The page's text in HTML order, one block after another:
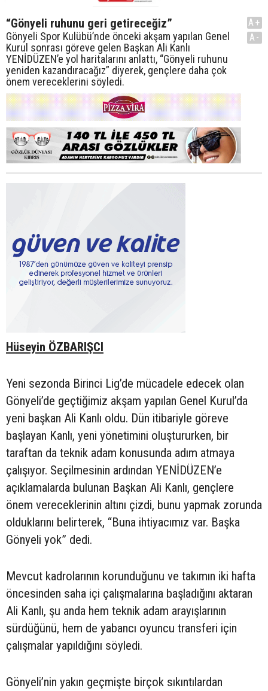
“Gönyeli ruhunu geri getireceğiz”
Gönyeli Spor Kulübü’nde önceki akşam yapılan Genel
Kurul sonrası göreve gelen Başkan Ali Kanlı
YENİDÜZEN’e yol haritalarını anlattı, “Gönyeli ruhunu
yeniden kazandıracağız” diyerek, gençlere daha çok
önem vereceklerini söyledi.
A+
A-
Hüseyin ÖZBARIŞCI
Yeni sezonda Birinci Lig’de mücadele edecek olan
Gönyeli’de geçtiğimiz akşam yapılan Genel Kurul’da
yeni başkan Ali Kanlı oldu. Dün itibariyle göreve
başlayan Kanlı, yeni yönetimini oluştururken, bir
taraftan da teknik adam konusunda adım atmaya
çalışıyor. Seçilmesinin ardından YENİDÜZEN’e
açıklamalarda bulunan Başkan Ali Kanlı, gençlere
önem vereceklerinin altını çizdi, bunu yapmak zorunda
olduklarını belirterek, “Buna ihtiyacımız var. Başka
Gönyeli yok” dedi.
Mevcut kadrolarının korunduğunu ve takımın iki hafta
öncesinden saha içi çalışmalarına başladığını aktaran
Ali Kanlı, şu anda hem teknik adam arayışlarının
sürdüğünü, hem de yabancı oyuncu transferi için
çalışmalar yapıldığını söyledi.
Gönyeli’nin yakın geçmişte birçok sıkıntılardan